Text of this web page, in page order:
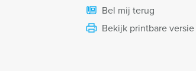
Bel mij terug
Bekijk printbare versie